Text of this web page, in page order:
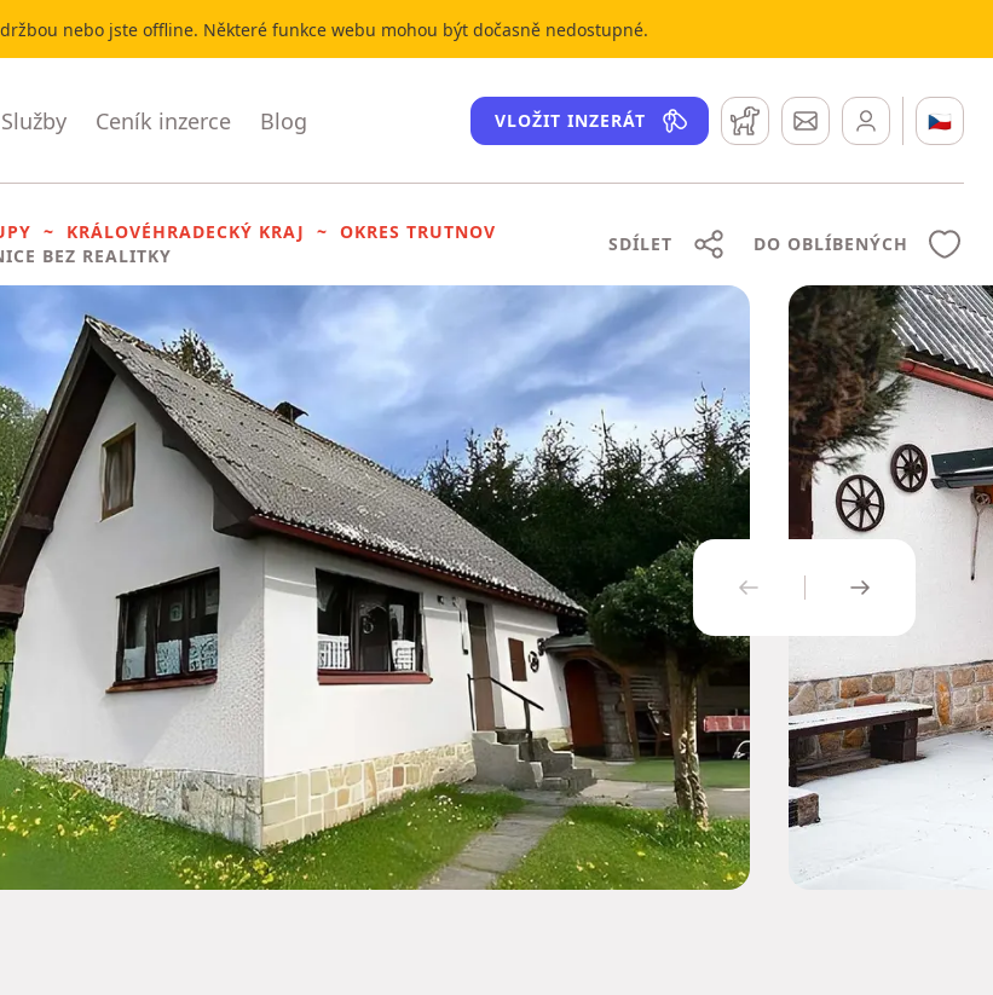
nebo jste offline. Některé funkce webu mohou být dočasně nedostupné.
Služby Ceník inzerce Blog VLOŽIT INZERÁT Hlídací pesZprávy 🇨🇿
KRÁLOVÉHRADECKÝ KRAJ
OKRES TRUTNOV
BEZ REALITKY
SDÍLET DO OBLÍBENÝCH
PŘEDCHOZÍ